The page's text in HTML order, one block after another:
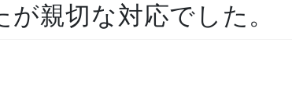
親切な対応でした。